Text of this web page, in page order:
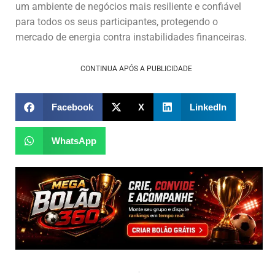
um ambiente de negócios mais resiliente e confiável
para todos os seus participantes, protegendo o
mercado de energia contra instabilidades financeiras.
CONTINUA APÓS A PUBLICIDADE
Facebook X LinkedIn
WhatsApp